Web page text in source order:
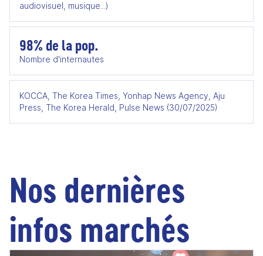
audiovisuel, musique...)
98% de la pop.
Nombre d'internautes
KOCCA, The Korea Times, Yonhap News Agency, Aju
Press, The Korea Herald, Pulse News (30/07/2025)
Nos dernières
infos marchés